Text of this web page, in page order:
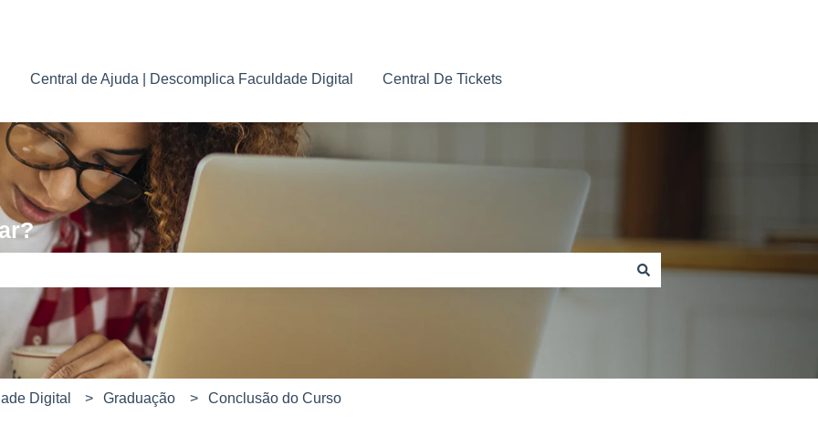
traduções
Central de Ajuda | Descomplica Faculdade Digital Central De Tickets
pesquisa está em branco.
Digital Graduação Conclusão do Curso